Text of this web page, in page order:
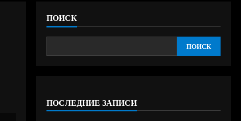
ПОИСК
ПОИСК
ПОСЛЕДНИЕ ЗАПИСИ